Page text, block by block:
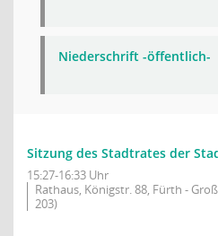
Niederschrift -öffentlich-
Sitzung des Stadtrates der
15:27-16:33 Uhr
Rathaus, Königstr. 88, Fürth -
203)